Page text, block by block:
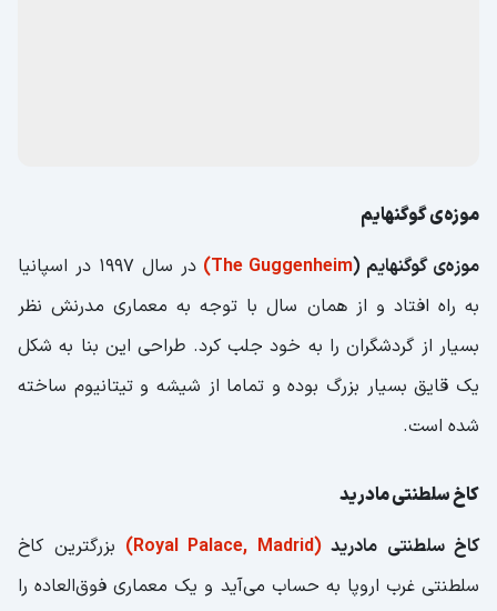
موزه‌ی گوگنهایم
موزه‌ی گوگنهایم (The Guggenheim)
در سال ۱۹۹۷ در اسپانیا
به راه افتاد و از همان سال با توجه به معماری مدرنش نظر
بسیار از گردشگران را به خود جلب کرد. طراحی این بنا به شکل
یک قایق بسیار بزرگ بوده و تماما از شیشه و تیتانیوم ساخته
شده است.
کاخ سلطنتی مادرید
کاخ سلطنتی مادرید(Royal Palace, Madrid)
بزرگترین کاخ
سلطنتی غرب اروپا به حساب می‌آید و یک معماری فوق‌العاده را